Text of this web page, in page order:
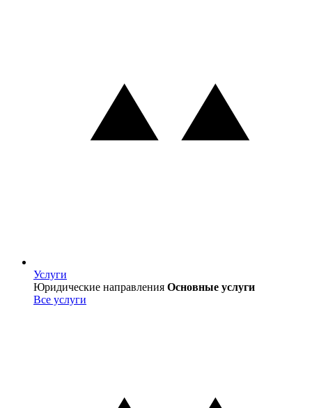
Услуги
Услуги
Юридические направления Основные услуги
Все услуги